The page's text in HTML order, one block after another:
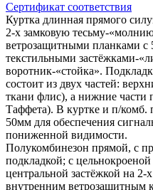
Сертификат соответствия
Куртка длинная прямого
2-х замковую тесьму-
ветрозащитными планками
текстильными застёжками-
воротник-«стойка».
состоит из двух частей:
ткани флис), а нижние части
Таффета). В куртке и п/
50мм для обеспечения
пониженной видимости.
Полукомбинезон прямой, с
подкладкой; с
центральной застёжкой на
внутренним ветрозащитным